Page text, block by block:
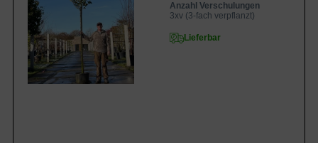
Anzahl Verschulungen
3xv (3-fach verpflanzt)
Lieferbar